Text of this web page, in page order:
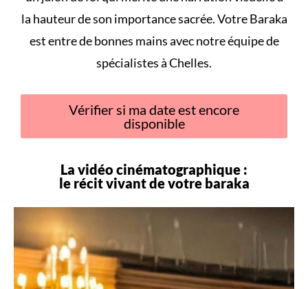
la hauteur de son importance sacrée. Votre Baraka
est entre de bonnes mains avec notre équipe de
spécialistes à Chelles.
Vérifier si ma date est encore
disponible
La vidéo cinématographique :
le récit vivant de votre baraka